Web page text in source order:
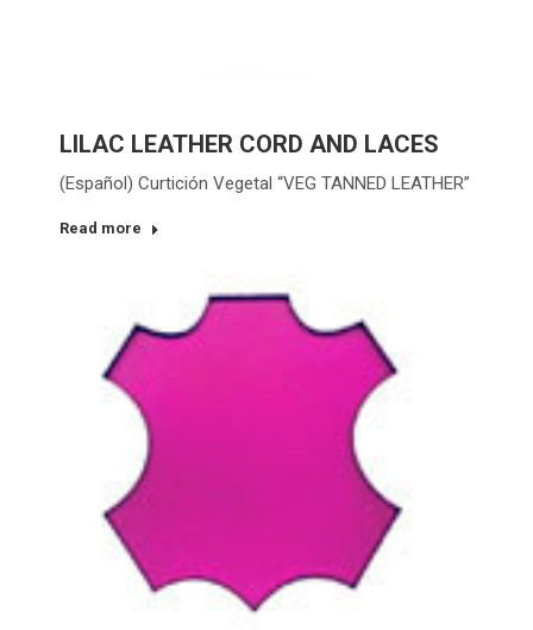
LILAC LEATHER CORD AND LACES
(Español) Curtición Vegetal “VEG TANNED LEATHER”
Read more